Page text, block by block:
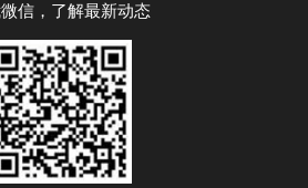
信，了解最新动态